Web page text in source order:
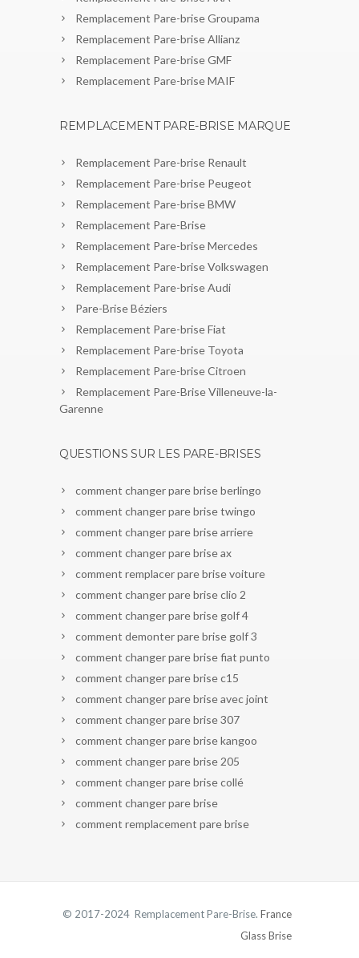
Remplacement Pare-brise Groupama
Remplacement Pare-brise Allianz
Remplacement Pare-brise GMF
Remplacement Pare-brise MAIF
REMPLACEMENT PARE-BRISE MARQUE
Remplacement Pare-brise Renault
Remplacement Pare-brise Peugeot
Remplacement Pare-brise BMW
Remplacement Pare-Brise
Remplacement Pare-brise Mercedes
Remplacement Pare-brise Volkswagen
Remplacement Pare-brise Audi
Pare-Brise Béziers
Remplacement Pare-brise Fiat
Remplacement Pare-brise Toyota
Remplacement Pare-brise Citroen
Remplacement Pare-Brise Villeneuve-la-
Garenne
QUESTIONS SUR LES PARE-BRISES
comment changer pare brise berlingo
comment changer pare brise twingo
comment changer pare brise arriere
comment changer pare brise ax
comment remplacer pare brise voiture
comment changer pare brise clio 2
comment changer pare brise golf 4
comment demonter pare brise golf 3
comment changer pare brise fiat punto
comment changer pare brise c15
comment changer pare brise avec joint
comment changer pare brise 307
comment changer pare brise kangoo
comment changer pare brise 205
comment changer pare brise collé
comment changer pare brise
comment remplacement pare brise
© 2017-2024 Remplacement Pare-Brise. France
Glass Brise